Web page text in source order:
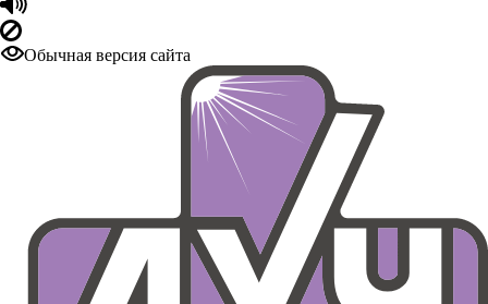
Обычная версия сайта